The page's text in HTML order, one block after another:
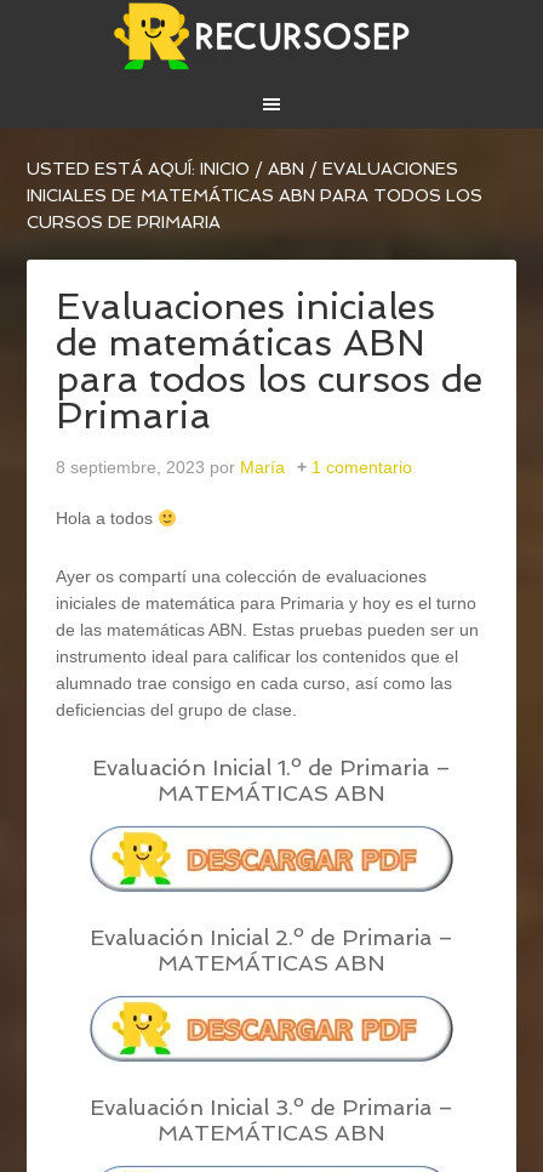
USTED ESTÁ AQUÍ:INICIO / ABN / EVALUACIONES
INICIALES DE MATEMÁTICAS ABN PARA TODOS LOS
CURSOS DE PRIMARIA
Evaluaciones iniciales
de matemáticas ABN
para todos los cursos de
Primaria
8 septiembre, 2023 por María 1 comentario
Hola a todos
Ayer os compartí una colección de evaluaciones
iniciales de matemática para Primaria y hoy es el turno
de las matemáticas ABN. Estas pruebas pueden ser un
instrumento ideal para calificar los contenidos que el
alumnado trae consigo en cada curso, así como las
deficiencias del grupo de clase.
Evaluación Inicial 1.º de Primaria –
MATEMÁTICAS ABN
Evaluación Inicial 2.º de Primaria –
MATEMÁTICAS ABN
Evaluación Inicial 3.º de Primaria –
MATEMÁTICAS ABN